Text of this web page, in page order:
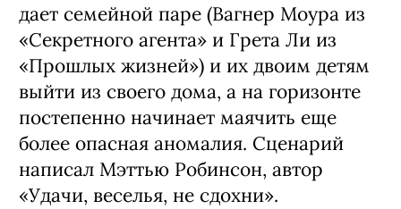
дает семейной паре (Вагнер Моура из
«Секретного агента» и Грета Ли из
«Прошлых жизней») и их двоим детям
выйти из своего дома, а на горизонте
постепенно начинает маячить еще
более опасная аномалия. Сценарий
написал Мэттью Робинсон, автор
«Удачи, веселья, не сдохни».